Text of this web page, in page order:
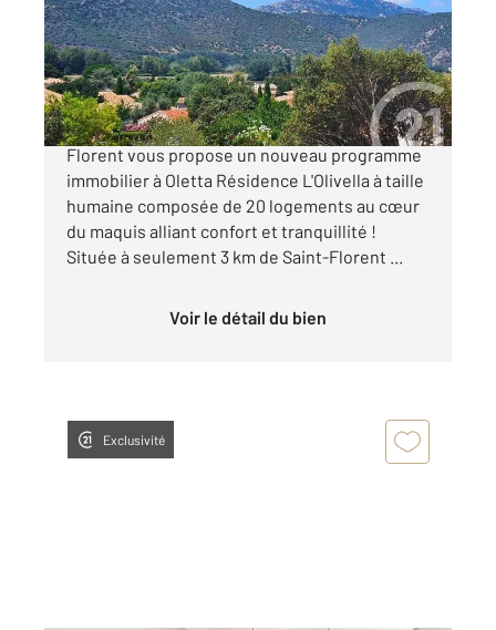
Appartement Studio à vendre
120 000 €
L'agence Century21 Dary Immobilier Saint
Florent vous propose un nouveau programme
immobilier à Oletta Résidence L'Olivella à taille
humaine composée de 20 logements au cœur
du maquis alliant confort et tranquillité !
Située à seulement 3 km de Saint-Florent ...
Voir le détail du bien
Exclusivité